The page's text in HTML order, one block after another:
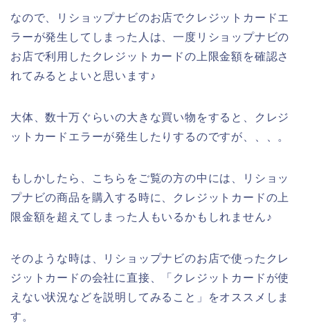
なので、リショップナビのお店でクレジットカードエ
ラーが発生してしまった人は、一度リショップナビの
お店で利用したクレジットカードの上限金額を確認さ
れてみるとよいと思います♪
大体、数十万ぐらいの大きな買い物をすると、クレジ
ットカードエラーが発生したりするのですが、、、。
もしかしたら、こちらをご覧の方の中には、リショッ
プナビの商品を購入する時に、クレジットカードの上
限金額を超えてしまった人もいるかもしれません♪
そのような時は、リショップナビのお店で使ったクレ
ジットカードの会社に直接、「クレジットカードが使
えない状況などを説明してみること」をオススメしま
す。